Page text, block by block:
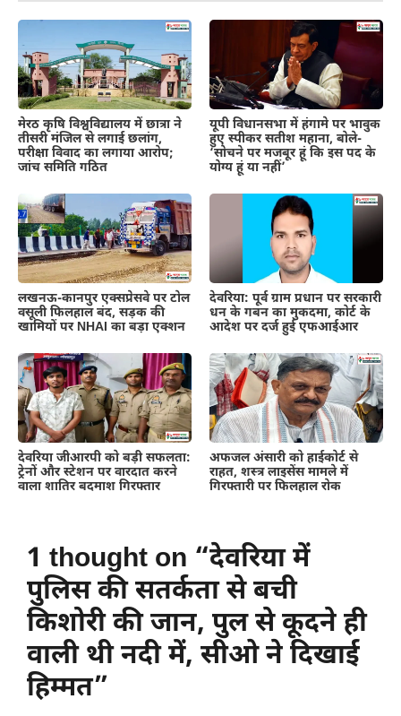
मेरठ कृषि विश्वविद्यालय में छात्रा ने
तीसरी मंजिल से लगाई छलांग,
परीक्षा विवाद का लगाया आरोप;
जांच समिति गठित
यूपी विधानसभा में हंगामे पर भावुक
हुए स्पीकर सतीश महाना, बोले-
‘सोचने पर मजबूर हूं कि इस पद के
योग्य हूं या नहीं’
लखनऊ-कानपुर एक्सप्रेसवे पर टोल
वसूली फिलहाल बंद, सड़क की
खामियों पर NHAI का बड़ा एक्शन
देवरिया: पूर्व ग्राम प्रधान पर सरकारी
धन के गबन का मुकदमा, कोर्ट के
आदेश पर दर्ज हुई एफआईआर
देवरिया जीआरपी को बड़ी सफलता:
ट्रेनों और स्टेशन पर वारदात करने
वाला शातिर बदमाश गिरफ्तार
अफजल अंसारी को हाईकोर्ट से
राहत, शस्त्र लाइसेंस मामले में
गिरफ्तारी पर फिलहाल रोक
1 thought on “देवरिया में
पुलिस की सतर्कता से बची
किशोरी की जान, पुल से कूदने ही
वाली थी नदी में, सीओ ने दिखाई
हिम्मत”